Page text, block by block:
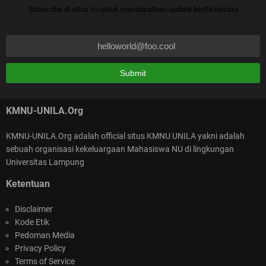
SELAMAT ATAS TEPILIHNYA KEPENGURUSAN
Kalao gitu buat Qur'an yg baru aja selama itu hasanah,,,
Subscribe di situs ini untuk mendapatkan update berita terbaru
KMNU-UNILA.Org
KMNU-UNILA.Org adalah official situs KMNU UNILA yakni adalah
sebuah organisasi kekeluargaan Mahasiswa NU di lingkungan
Universitas Lampung
Ketentuan
Disclaimer
Kode Etik
Pedoman Media
Privacy Policy
Terms of Service